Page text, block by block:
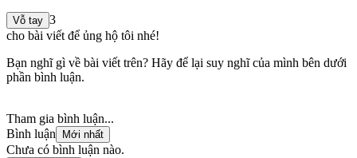
Vỗ tay 3
cho bài viết để ủng hộ tôi nhé!
Bạn nghĩ gì về bài viết trên? Hãy để lại suy nghĩ của mình bên dưới
phần bình luận.
Tham gia bình luận...
Bình luận
Mới nhất
Chưa có bình luận nào.